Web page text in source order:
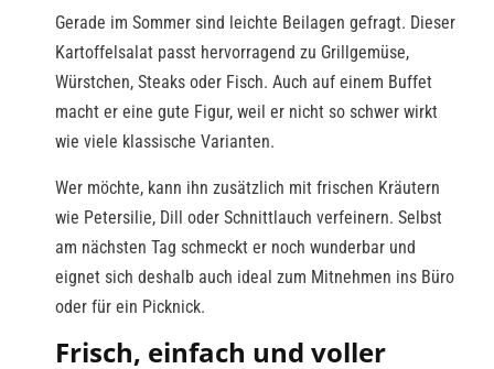
Gerade im Sommer sind leichte Beilagen gefragt. Dieser
Kartoffelsalat passt hervorragend zu Grillgemüse,
Würstchen, Steaks oder Fisch. Auch auf einem Buffet
macht er eine gute Figur, weil er nicht so schwer wirkt
wie viele klassische Varianten.
Wer möchte, kann ihn zusätzlich mit frischen Kräutern
wie Petersilie, Dill oder Schnittlauch verfeinern. Selbst
am nächsten Tag schmeckt er noch wunderbar und
eignet sich deshalb auch ideal zum Mitnehmen ins Büro
oder für ein Picknick.
Frisch, einfach und voller